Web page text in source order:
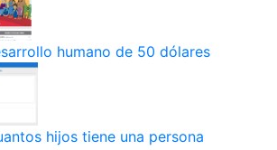
humano de 50 dólares
hijos tiene una persona